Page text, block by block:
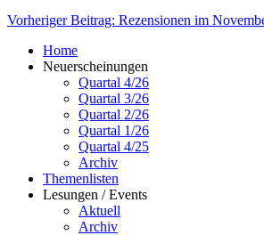
Vorheriger Beitrag: Rezensionen im
Home
Neuerscheinungen
Quartal 4/26
Quartal 3/26
Quartal 2/26
Quartal 1/26
Quartal 4/25
Archiv
Themenlisten
Lesungen / Events
Aktuell
Archiv